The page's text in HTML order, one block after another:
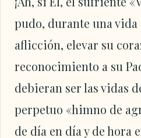
pudo, durante una
aflicción, elevar su
reconocimiento a su
debieran ser las vidas
perpetuo «himno de
de día en día y de hora